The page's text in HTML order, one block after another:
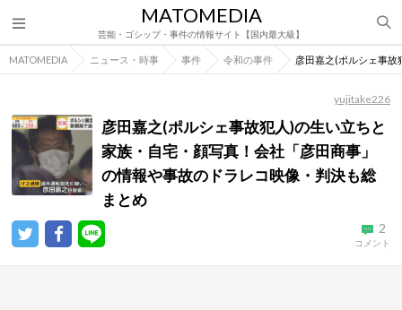
MATOMEDIA
芸能・ゴシップ・事件の情報サイト【国内最大級】
MATOMEDIA ニュース・時事 事件 令和の事件 彦田嘉之(ポルシェ事
yujitake226
彦田嘉之(ポルシェ事故犯人)の生い立ちと
家族・自宅・顔写真！会社「彦田商事」
の情報や事故のドラレコ映像・判決も総
まとめ
2
コメント